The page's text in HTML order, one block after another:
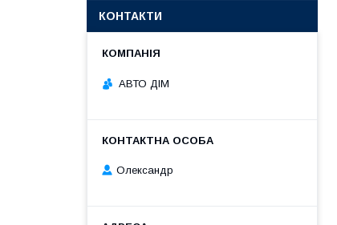
КОНТАКТИ
АВТО ДІМ
Олександр